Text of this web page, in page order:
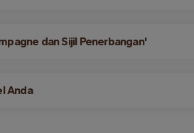
dan Sijil Penerbangan'
Anda